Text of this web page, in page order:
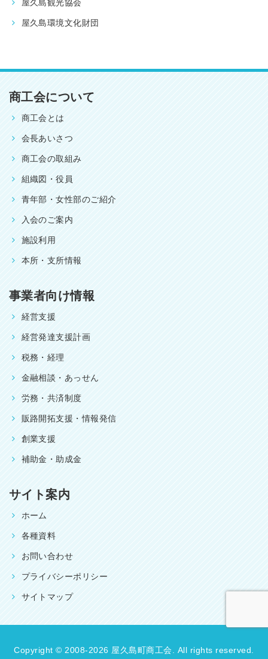
屋久島観光協会
屋久島環境文化財団
商工会について
商工会とは
会長あいさつ
商工会の取組み
組織図・役員
青年部・女性部のご紹介
入会のご案内
施設利用
本所・支所情報
事業者向け情報
経営支援
経営発達支援計画
税務・経理
金融相談・あっせん
労務・共済制度
販路開拓支援・情報発信
創業支援
補助金・助成金
サイト案内
ホーム
各種資料
お問い合わせ
プライバシーポリシー
サイトマップ
Copyright © 2008-2026 屋久島町商工会. All rights reserved.